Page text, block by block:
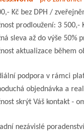
Kč bez DPH /
prodloužení: 3 500,-
sleva až do výše 50%
aktualizace během
podpora v rámci
objednávka a
skrýt Váš kontakt -
nezávislé